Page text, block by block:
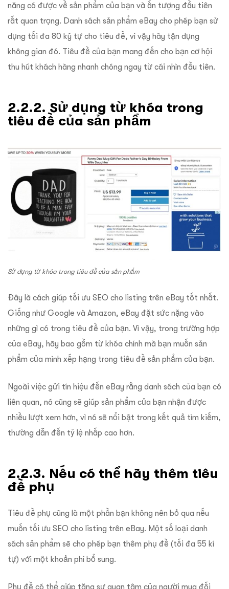
năng có được về sản phẩm của bạn và ấn tượng đầu tiên
rất quan trọng. Danh sách sản phẩm eBay cho phép bạn sử
dụng tối đa 80 ký tự cho tiêu đề, vì vậy hãy tận dụng
không gian đó. Tiêu đề của bạn mang đến cho bạn cơ hội
thu hút khách hàng nhanh chóng ngay từ cái nhìn đầu tiên.
2.2.2. Sử dụng từ khóa trong
tiêu đề của sản phẩm
Sử dụng từ khóa trong tiêu đề của sản phẩm
Đây là cách giúp tối ưu SEO cho listing trên eBay tốt nhất.
Giống như Google và Amazon, eBay đặt sức nặng vào
những gì có trong tiêu đề của bạn. Vì vậy, trong trường hợp
của eBay, hãy bao gồm từ khóa chính mà bạn muốn sản
phẩm của mình xếp hạng trong tiêu đề sản phẩm của bạn.
Ngoài việc gửi tín hiệu đến eBay rằng danh sách của bạn có
liên quan, nó cũng sẽ giúp sản phẩm của bạn nhận được
nhiều lượt xem hơn, vì nó sẽ nổi bật trong kết quả tìm kiếm,
thường dẫn đến tỷ lệ nhấp cao hơn.
2.2.3. Nếu có thể hãy thêm tiêu
đề phụ
Tiêu đề phụ cũng là một phần bạn không nên bỏ qua nếu
muốn tối ưu SEO cho listing trên eBay. Một số loại danh
sách sản phẩm sẽ cho phép bạn thêm phụ đề (tối đa 55 kí
tự) với một khoản phí bổ sung.
Phụ đề có thể giúp tăng sự quan tâm của người mua đối